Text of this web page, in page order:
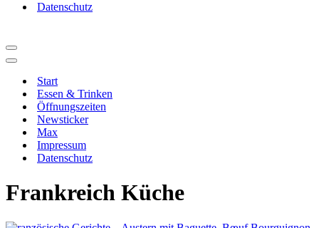
Datenschutz
Navigationsmenü
Navigationsmenü
Start
Essen & Trinken
Öffnungszeiten
Newsticker
Max
Impressum
Datenschutz
Frankreich Küche